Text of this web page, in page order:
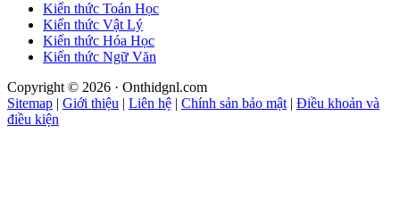
Kiến thức Toán Học
Kiến thức Vật Lý
Kiến thức Hóa Học
Kiến thức Ngữ Văn
Copyright © 2026 · Onthidgnl.com
Sitemap | Giới thiệu | Liên hệ | Chính sản bảo mật | Điều khoản và
điều kiện